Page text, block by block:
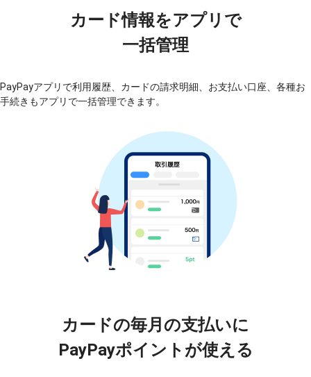
カード情報をアプリで
一括管理
PayPayアプリで利用履歴、カードの請求明細、お支払い口座、各種お
手続きもアプリで一括管理できます。
カードの毎月の支払いに
PayPayポイントが使える